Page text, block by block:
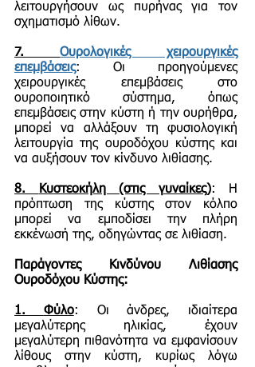
λειτουργήσουν ως πυρήνας για τον
σχηματισμό λίθων.
7. Ουρολογικές χειρουργικές
επεμβάσεις: Οι προηγούμενες
χειρουργικές επεμβάσεις στο
ουροποιητικό σύστημα, όπως
επεμβάσεις στην κύστη ή την ουρήθρα,
μπορεί να αλλάξουν τη φυσιολογική
λειτουργία της ουροδόχου κύστης και
να αυξήσουν τον κίνδυνο λιθίασης.
8. Κυστεοκήλη (στις γυναίκες): Η
πρόπτωση της κύστης στον κόλπο
μπορεί να εμποδίσει την πλήρη
εκκένωσή της, οδηγώντας σε λιθίαση.
Παράγοντες Κινδύνου Λιθίασης
Ουροδόχου Κύστης:
1. Φύλο: Οι άνδρες, ιδιαίτερα
μεγαλύτερης ηλικίας, έχουν
μεγαλύτερη πιθανότητα να εμφανίσουν
λίθους στην κύστη, κυρίως λόγω